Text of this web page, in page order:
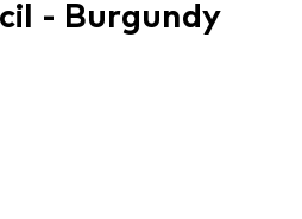
- Burgundy